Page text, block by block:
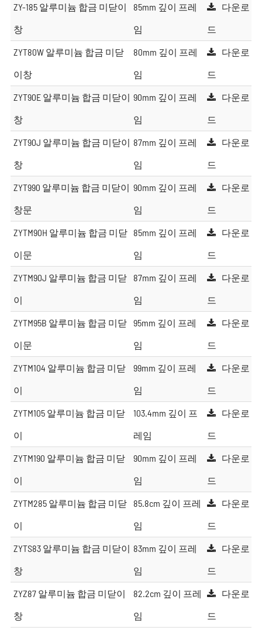
ZY-185 알루미늄 합금 미닫이
창
85mm 깊이 프레
임
다운로
드
ZYT80W 알루미늄 합금 미닫
이창
80mm 깊이 프레
임
다운로
드
ZYT90E 알루미늄 합금 미닫이
창
90mm 깊이 프레
임
다운로
드
ZYT90J 알루미늄 합금 미닫이
창
87mm 깊이 프레
임
다운로
드
ZYT990 알루미늄 합금 미닫이
창문
90mm 깊이 프레
임
다운로
드
ZYTM90H 알루미늄 합금 미닫
이문
85mm 깊이 프레
임
다운로
드
ZYTM90J 알루미늄 합금 미닫
이
87mm 깊이 프레
임
다운로
드
ZYTM95B 알루미늄 합금 미닫
이문
95mm 깊이 프레
임
다운로
드
ZYTM104 알루미늄 합금 미닫
이
99mm 깊이 프레
임
다운로
드
ZYTM105 알루미늄 합금 미닫
이
103.4mm 깊이 프
레임
다운로
드
ZYTM190 알루미늄 합금 미닫
이
90mm 깊이 프레
임
다운로
드
ZYTM285 알루미늄 합금 미닫
이
85.8cm 깊이 프레
임
다운로
드
ZYTS83 알루미늄 합금 미닫이
창
83mm 깊이 프레
임
다운로
드
ZYZ87 알루미늄 합금 미닫이
창
82.2cm 깊이 프레
임
다운로
드